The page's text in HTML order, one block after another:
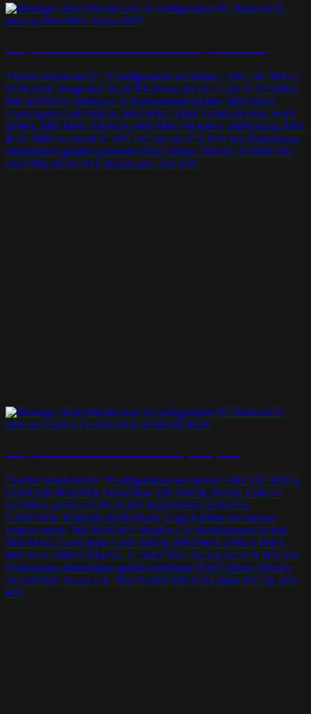
*Atelier Hardware31, *Configurateur sur mesure, ARCTIC MX-5,
CORSAIR Vengeance RGB RS (Noir), INTEL Core i7-12700KF,
MICROSOFT Windows 11 Professionnel 64 bits, MSI MAG
CoreLiquid C240 ARGB, MSI MAG Z690 TOMAHAWK WIFI
DDR4, MSI MPG A850GF, MSI MPG SEKIRA 100P (Noir), MSI
RTX 3080 SUPRIM X 10G, OCDESIGN X H31 Kit d'extensions
alimentation gainées premium (Full Carbon / Black), SAMSUNG
SSD 980, SEAGATE BarraCuda, Zen H31
*Atelier Hardware31, *Configurateur sur mesure, ARCTIC MX-5,
COOLER MASTER SickleFlow 120 ARGB, INTEL Core i7-
12700KF, KINGSTON FURY Beast DDR5, LIAN LI
LANCOOL II MESH RGB (Noir), Logo à thème sur-mesure
finition miroir, MICROSOFT Windows 11 Professionnel 64 bits,
MSI MAG CoreLiquid C240 ARGB, MSI PRO Z690-A WIFI,
MSI RTX 3080 GAMING Z TRIO 10G, OCDESIGN X H31 Kit
d'extensions alimentation gainées premium (Full Carbon / Black),
SEASONIC Focus GX, WESTERN DIGITAL Blue SN550, Zen
H31